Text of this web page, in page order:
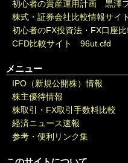
初心者の資産運用計画 黒澤
株式・証券会社比較情報サイ
初心者のFX投資法・FX口座
CFD比較サイト 96ut.cfd
メニュー
IPO（新規公開株）情報
株主優待情報
株取引・FX取引手数料比較
経済ニュース速報
参考・便利リンク集